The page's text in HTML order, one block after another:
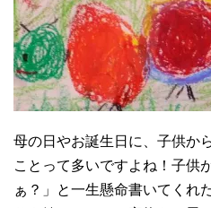
母の日やお誕生日に、子供か
ことって多いですよね！子供
ぁ？」と一生懸命書いてくれ